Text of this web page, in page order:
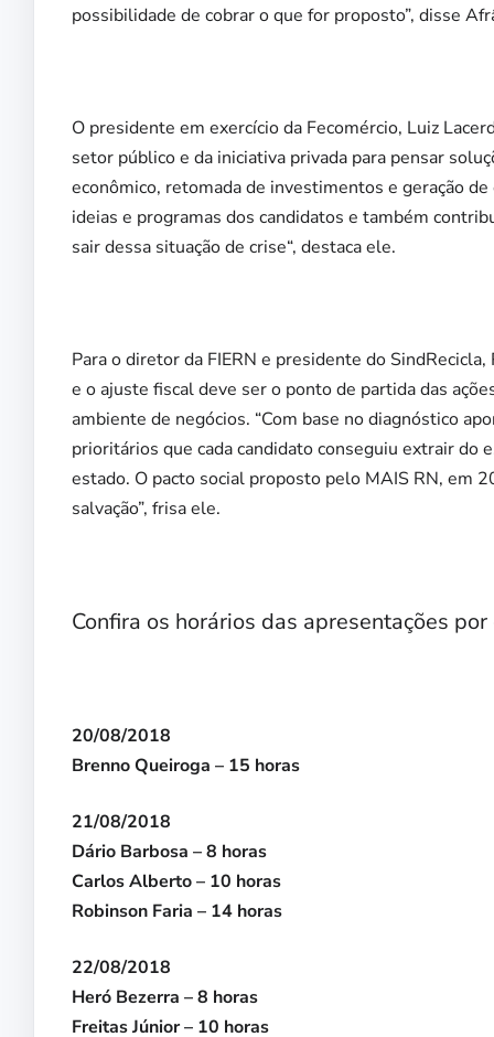
possibilidade de cobrar o que for proposto”, disse
O presidente em exercício da Fecomércio, Luiz
setor público e da iniciativa privada para pensar
econômico, retomada de investimentos e geração
ideias e programas dos candidatos e também
sair dessa situação de crise“, destaca ele.
Para o diretor da FIERN e presidente do
e o ajuste fiscal deve ser o ponto de partida das
ambiente de negócios. “Com base no diagnóstico
prioritários que cada candidato conseguiu extrair do
estado. O pacto social proposto pelo MAIS RN, em
salvação”, frisa ele.
Confira os horários das apresentações
20/08/2018
Brenno Queiroga – 15 horas
21/08/2018
Dário Barbosa – 8 horas
Carlos Alberto – 10 horas
Robinson Faria – 14 horas
22/08/2018
Heró Bezerra – 8 horas
Freitas Júnior – 10 horas